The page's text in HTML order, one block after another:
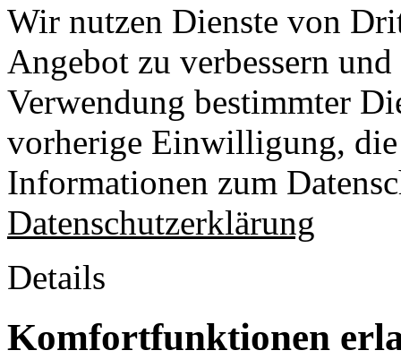
Wir nutzen Dienste von
Angebot zu verbessern
Verwendung bestimmter
vorherige Einwilligung,
Informationen zum
Datenschutzerklärung
Details
Komfortfunktionen